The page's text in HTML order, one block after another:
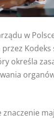
w
Kodeks
określa
znaczenie